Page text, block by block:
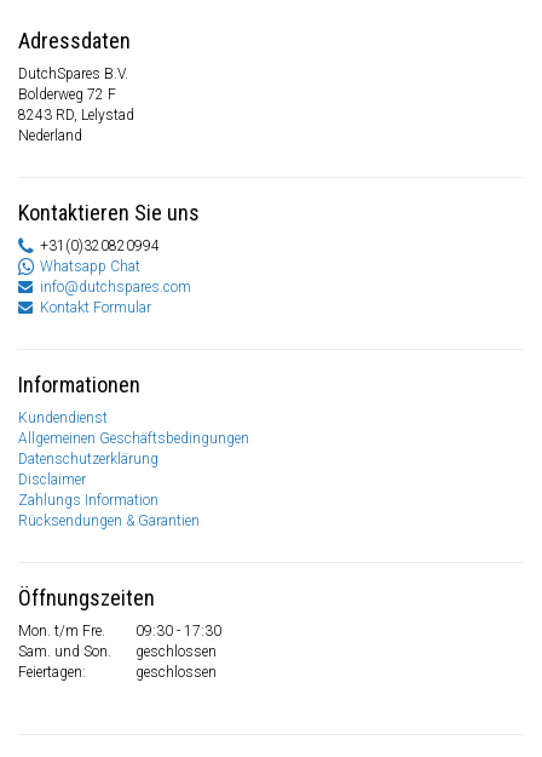
Adressdaten
DutchSpares B.V.
Bolderweg 72 F
8243 RD, Lelystad
Nederland
Kontaktieren Sie uns
+31(0)320820994
Whatsapp Chat
info@dutchspares.com
Kontakt Formular
Informationen
Kundendienst
Allgemeinen Geschäftsbedingungen
Datenschutzerklärung
Disclaimer
Zahlungs Information
Rücksendungen & Garantien
Öffnungszeiten
Mon. t/m Fre.
09:30 - 17:30
Sam. und Son.
geschlossen
Feiertagen:
geschlossen